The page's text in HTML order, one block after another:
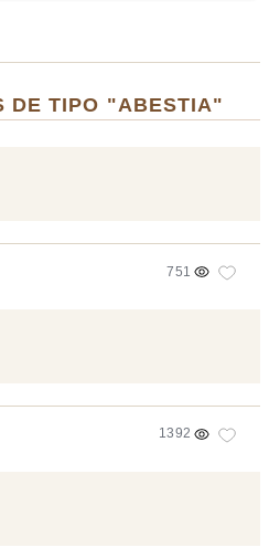
DE TIPO "ABESTIA"
751
1392